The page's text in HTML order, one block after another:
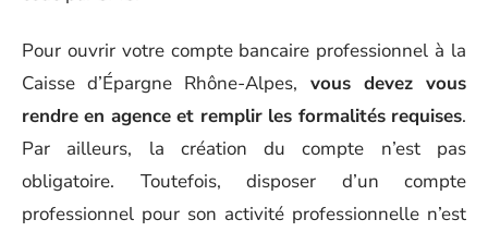
Pour ouvrir votre compte bancaire professionnel à la
Caisse d’Épargne Rhône-Alpes, vous devez vous
rendre en agence et remplir les formalités requises.
Par ailleurs, la création du compte n’est pas
obligatoire. Toutefois, disposer d’un compte
professionnel pour son activité professionnelle n’est